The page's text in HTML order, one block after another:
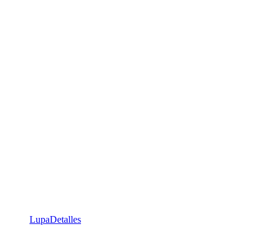
LupaDetalles